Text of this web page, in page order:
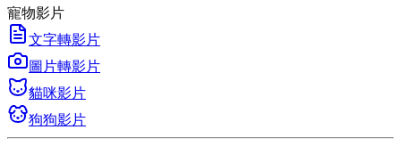
寵物影片
文字轉影片
圖片轉影片
貓咪影片
狗狗影片